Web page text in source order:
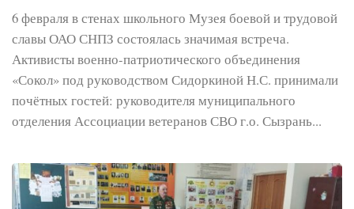
6 февраля в стенах школьного Музея боевой и трудовой
славы ОАО СНПЗ состоялась значимая встреча.
Активисты военно-патриотического объединения
«Сокол» под руководством Сидоркиной Н.С. принимали
почётных гостей: руководителя муниципального
отделения Ассоциации ветеранов СВО г.о. Сызрань...